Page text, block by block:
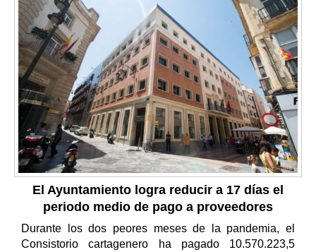
El Ayuntamiento logra reducir a 17 días el
periodo medio de pago a proveedores
Durante los dos peores meses de la pandemia, el
Consistorio cartagenero ha pagado 10.570.223,5